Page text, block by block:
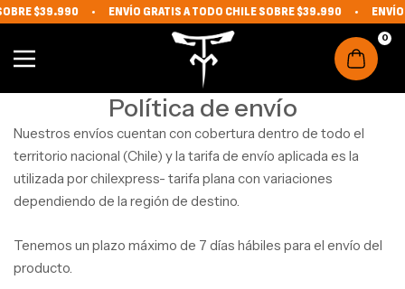
IR DIRECTAMENTE AL CONTENIDO
$39.990 ENVÍO GRATIS A TODO CHILE SOBRE $39.990
Navigation
The Monkey Fit 0
Política de envío
Nuestros envíos cuentan con cobertura dentro de todo el
territorio nacional (Chile) y la tarifa de envío aplicada es la
utilizada por chilexpress- tarifa plana con variaciones
dependiendo de la región de destino.
Tenemos un plazo máximo de 7 días hábiles para el envío del
producto.